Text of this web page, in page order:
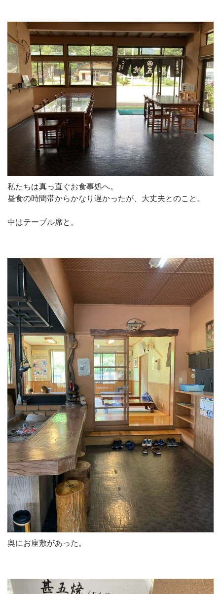
私たちは真っ直ぐお食事処へ。
昼食の時間帯からかなり遅かったが、大丈夫とのこと。
中はテーブル席と。
奥にお座敷があった。